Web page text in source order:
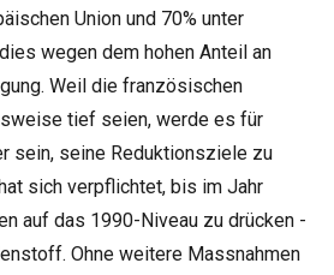
Union und 70% unter
wegen dem hohen Anteil an
Weil die französischen
tief seien, werde es für
sein, seine Reduktionsziele zu
sich verpflichtet, bis im Jahr
auf das 1990-Niveau zu drücken -
Ohne weitere Massnahmen